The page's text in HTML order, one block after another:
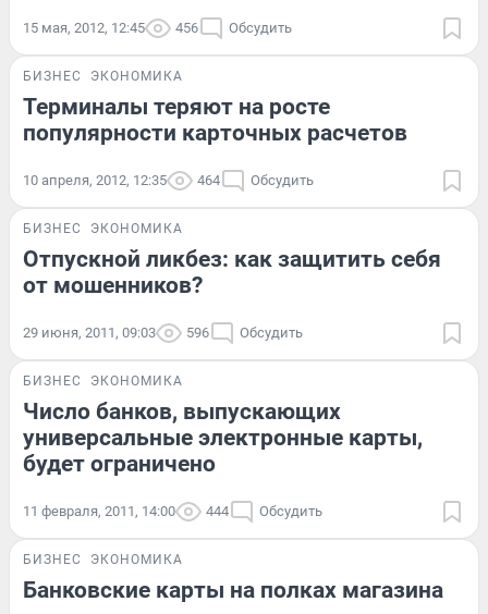
15 мая, 2012, 12:45 456 Обсудить
БИЗНЕС ЭКОНОМИКА
Терминалы теряют на росте
популярности карточных расчетов
10 апреля, 2012, 12:35 464 Обсудить
БИЗНЕС ЭКОНОМИКА
Отпускной ликбез: как защитить себя
от мошенников?
29 июня, 2011, 09:03 596 Обсудить
БИЗНЕС ЭКОНОМИКА
Число банков, выпускающих
универсальные электронные карты,
будет ограничено
11 февраля, 2011, 14:00 444 Обсудить
БИЗНЕС ЭКОНОМИКА
Банковские карты на полках магазина